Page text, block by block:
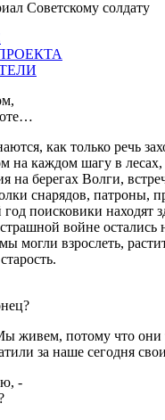
как только речь
на каждом шагу в лесах,
на берегах Волги,
снарядов, патроны,
поисковики находят
войне остались
могли взрослеть,
живем, потому что они
за наше сегодня
-